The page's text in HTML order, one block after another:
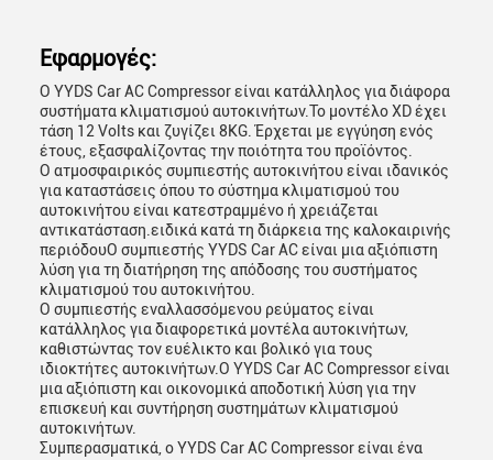
Εφαρμογές:
Ο YYDS Car AC Compressor είναι κατάλληλος για διάφορα
συστήματα κλιματισμού αυτοκινήτων.Το μοντέλο XD έχει
τάση 12 Volts και ζυγίζει 8KG. Έρχεται με εγγύηση ενός
έτους, εξασφαλίζοντας την ποιότητα του προϊόντος.
Ο ατμοσφαιρικός συμπιεστής αυτοκινήτου είναι ιδανικός
για καταστάσεις όπου το σύστημα κλιματισμού του
αυτοκινήτου είναι κατεστραμμένο ή χρειάζεται
αντικατάσταση.ειδικά κατά τη διάρκεια της καλοκαιρινής
περιόδουΟ συμπιεστής YYDS Car AC είναι μια αξιόπιστη
λύση για τη διατήρηση της απόδοσης του συστήματος
κλιματισμού του αυτοκινήτου.
Ο συμπιεστής εναλλασσόμενου ρεύματος είναι
κατάλληλος για διαφορετικά μοντέλα αυτοκινήτων,
καθιστώντας τον ευέλικτο και βολικό για τους
ιδιοκτήτες αυτοκινήτων.Ο YYDS Car AC Compressor είναι
μια αξιόπιστη και οικονομικά αποδοτική λύση για την
επισκευή και συντήρηση συστημάτων κλιματισμού
αυτοκινήτων.
Συμπερασματικά, ο YYDS Car AC Compressor είναι ένα